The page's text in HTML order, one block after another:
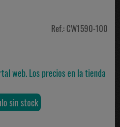
Ref.: CW1590-100
web. Los precios en la tienda
sin stock